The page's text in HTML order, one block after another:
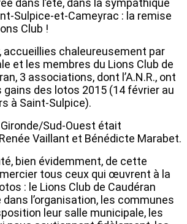
dans l’été, dans la sympathique
Sulpice-et-Cameyrac : la remise
Club !
accueillies chaleureusement par
et les membres du Lions Club de
3 associations, dont l’A.N.R., ont
gains des lotos 2015 (14 février au
à Saint-Sulpice).
Sud-Ouest était
Vaillant et Bénédicte Marabet.
bien évidemment, de cette
tous ceux qui œuvrent à la
: le Lions Club de Caudéran
l’organisation, les communes
leur salle municipale, les